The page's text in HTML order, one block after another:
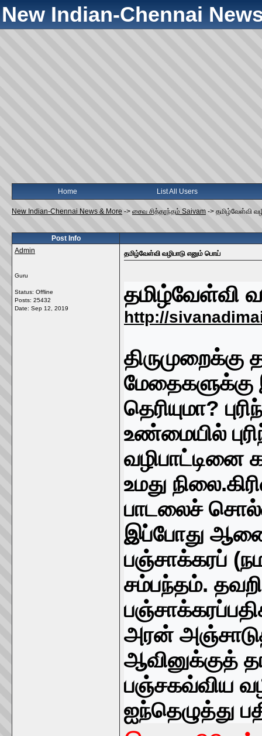
New Indian-Chennai
Home List All Users
New Indian-Chennai News & More -> சைவ சித்தாந்தம் Saivam -> தமிழ்வேள்வி
Post Info
Admin
Guru
Status: Offline
Posts: 25432
Date: Sep 12, 2019
தமிழ்வேள்வி வழிபாடு எனும் பொய்
தமிழ்வேள்வி
http://
மேதைகளுக்கு
தெரியுமா?
உண்மையில்
வழிபாட்டினை
உமது
பாடலைச்
இப்போது
பஞ்சாக்கரப்
சம்பந்தம்.
அரன்
ஆவினுக்குத்
பஞ்சகவ்விய
ஐந்தெழுத்து